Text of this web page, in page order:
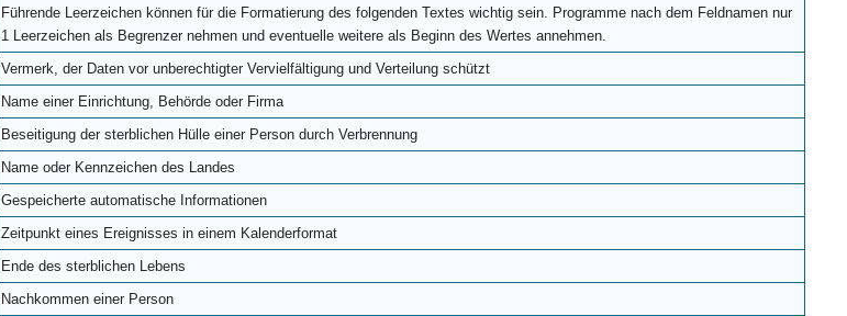
Führende Leerzeichen können für die Formatierung des folgenden Textes wichtig sein. Programme nach dem Feldnamen nur
1 Leerzeichen als Begrenzer nehmen und eventuelle weitere als Beginn des Wertes annehmen.
Vermerk, der Daten vor unberechtigter Vervielfältigung und Verteilung schützt
Name einer Einrichtung, Behörde oder Firma
Beseitigung der sterblichen Hülle einer Person durch Verbrennung
Name oder Kennzeichen des Landes
Gespeicherte automatische Informationen
Zeitpunkt eines Ereignisses in einem Kalenderformat
Ende des sterblichen Lebens
Nachkommen einer Person